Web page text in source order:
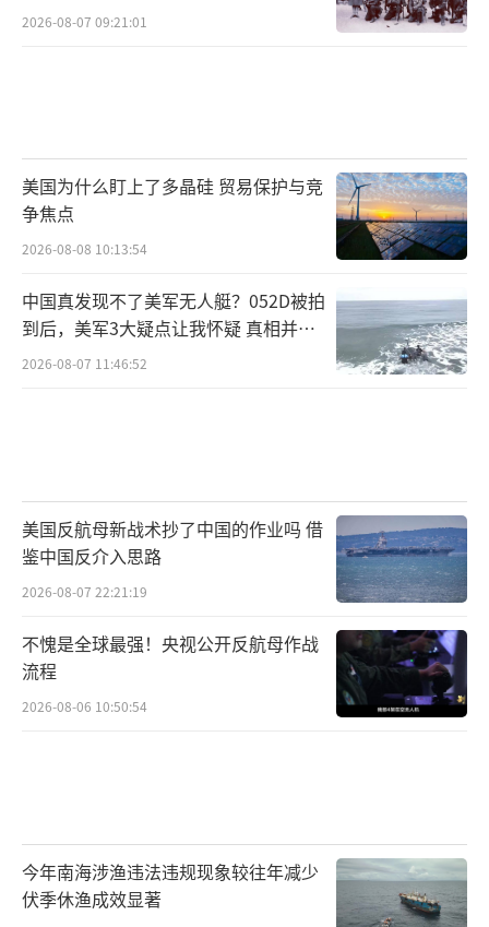
2026-08-07 09:21:01
美国为什么盯上了多晶硅 贸易保护与竞
争焦点
2026-08-08 10:13:54
中国真发现不了美军无人艇？052D被拍
到后，美军3大疑点让我怀疑 真相并非
如此
2026-08-07 11:46:52
美国反航母新战术抄了中国的作业吗 借
鉴中国反介入思路
2026-08-07 22:21:19
不愧是全球最强！央视公开反航母作战
流程
2026-08-06 10:50:54
今年南海涉渔违法违规现象较往年减少
伏季休渔成效显著